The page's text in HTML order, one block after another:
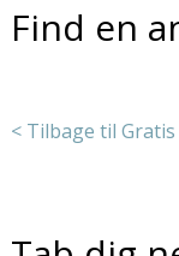
Find en
< Tilbage til